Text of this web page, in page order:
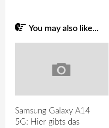
You may also like...
Samsung Galaxy A14
5G: Hier gibts das